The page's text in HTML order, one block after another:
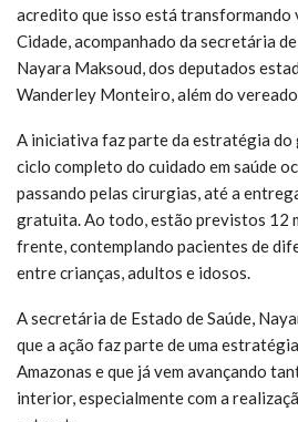
acredito que isso está transformando
Cidade, acompanhado da secretária
Nayara Maksoud, dos deputados
Wanderley Monteiro, além do
A iniciativa faz parte da estratégia
ciclo completo do cuidado em saúde
passando pelas cirurgias, até a
gratuita. Ao todo, estão previstos 12
frente, contemplando pacientes de
entre crianças, adultos e idosos.
A secretária de Estado de Saúde,
que a ação faz parte de uma
Amazonas e que já vem avançando
interior, especialmente com a